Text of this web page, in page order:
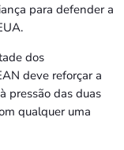
para defender a
dos
deve reforçar a
pressão das duas
qualquer uma